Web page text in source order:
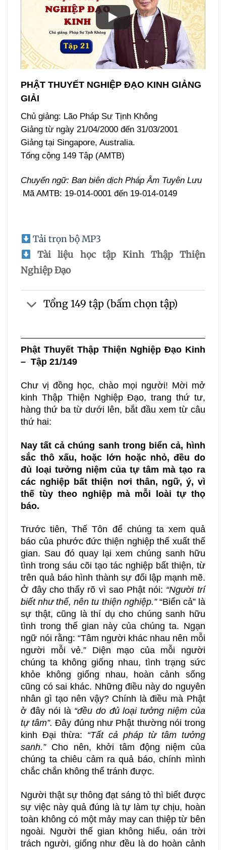
PHẬT THUYẾT NGHIỆP ĐẠO KINH GIẢNG
GIẢI
Chủ giảng: Lão Pháp Sư Tịnh Không
Giảng từ ngày 21/04/2000 đến 31/03/2001
Giảng tại Singapore, Australia.
Tổng cộng 149 Tập (AMTB)
Chuyển ngữ: Ban biên dịch Pháp Âm Tuyên Lưu
Mã AMTB: 19-014-0001 đến 19-014-0149
Tải trọn bộ MP3
Tài liệu học tập Kinh Thập Thiện
Nghiệp Đạo
Tổng 149 tập (bấm chọn tập)
Phật Thuyết Thập Thiện Nghiệp Đạo Kinh
– Tập 21/149
Chư vị đồng học, chào mọi người! Mời mở
kinh Thập Thiện Nghiệp Đạo, trang thứ tư,
hàng thứ ba từ dưới lên, bắt đầu xem từ câu
thứ hai:
Nay tất cả chúng sanh trong biển cả, hình
sắc thô xấu, hoặc lớn hoặc nhỏ, đều do
đủ loại tưởng niệm của tự tâm mà tạo ra
các nghiệp bất thiện nơi thân, ngữ, ý, vì
thế tùy theo nghiệp mà mỗi loài tự thọ
báo.
Trước tiên, Thế Tôn để chúng ta xem quả
báo của phước đức thiện nghiệp thế xuất thế
gian. Sau đó quay lại xem chúng sanh hữu
tình trong sáu cõi tạo tác nghiệp bất thiện, từ
trên quả báo hình thành sự đối lập mạnh mẽ.
Ở đây cho thấy rõ vì sao Phật nói: “Người trí
biết như thế, nên tu thiện nghiệp.” “Biển cả” là
sự thật, cũng là thí dụ cho chúng sanh hữu
tình trong thế gian này của chúng ta. Ngạn
ngữ nói rằng: “Tâm người khác nhau nên mỗi
người mỗi vẻ.” Diện mạo của mỗi người
chúng ta không giống nhau, tình trạng sức
khỏe không giống nhau, hoàn cảnh sống
cũng có sai khác. Những điều này do nguyên
nhân gì tạo nên vậy? Chính là điều mà Phật
ở đây nói là “đều do đủ loại tưởng niệm của
tự tâm”. Đây đúng như Phật thường nói trong
kinh Đại thừa: “Tất cả pháp từ tâm tưởng
sanh.”Cho nên, khởi tâm động niệm của
chúng ta chiêu cảm ra quả báo, chính mình
chắc chắn không thể tránh được.
Người thật sự thông đạt sáng tỏ thì biết được
sự việc này quả đúng là tự làm tự chịu, hoàn
toàn không có một mảy may can thiệp từ bên
ngoài. Người thế gian không hiểu, oán trời
trách người, giống như đều là do hoàn cảnh